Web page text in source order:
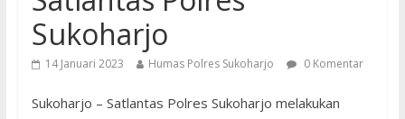
Sukoharjo
14 Januari 2023 Humas Polres Sukoharjo 0 Komentar
Sukoharjo – Satlantas Polres Sukoharjo melakukan